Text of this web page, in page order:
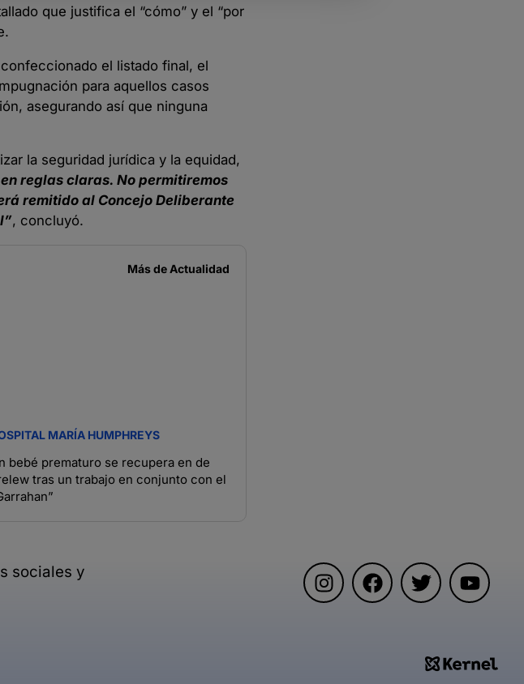
que justifica el “cómo” y el “por
el listado final, el
para aquellos casos
asegurando así que ninguna
la seguridad jurídica y la equidad,
reglas claras. No permitiremos
remitido al Concejo Deliberante
, concluyó.
Más de Actualidad
MARÍA HUMPHREYS
bebé prematuro se recupera en de
tras un trabajo en conjunto con el
sociales y